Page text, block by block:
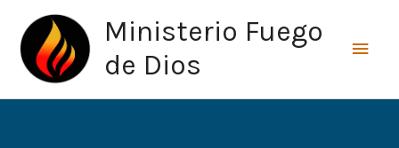
contenido
Ministerio Fuego
de Dios